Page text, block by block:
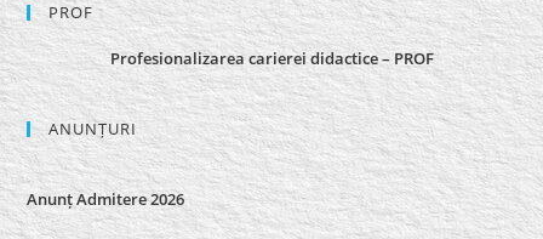
PROF
Profesionalizarea carierei didactice – PROF
ANUNȚURI
Anunț Admitere 2026